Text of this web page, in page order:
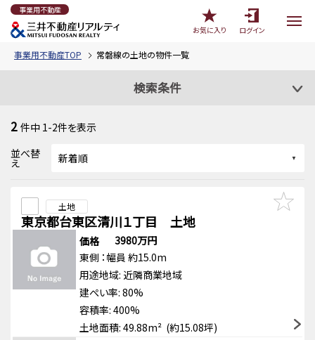
事業用不動産
お気に入り
ログイン
事業用不動産TOP 常磐線の土地の物件一覧
検索条件
2 件中 1-2件を表示
並べ替
え
土地
東京都台東区清川１丁目 土地
価格
3980万円
東側 ：幅員 約15.0m
用途地域: 近隣商業地域
建ぺい率: 80%
容積率: 400%
土地面積: 49.88m² (約15.08坪)